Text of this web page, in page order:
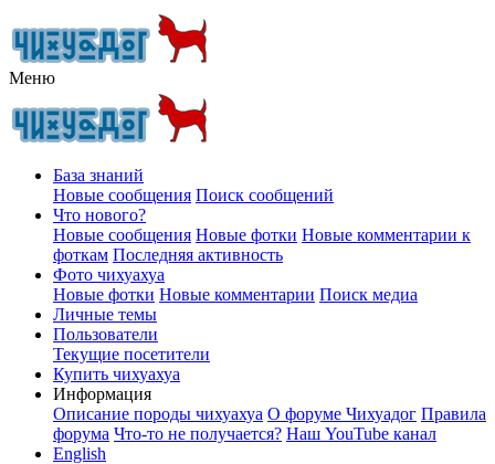
Меню
База знаний
Новые сообщения Поиск сообщений
Что нового?
Новые сообщения Новые фотки Новые комментарии к
фоткам Последняя активность
Фото чихуахуа
Новые фотки Новые комментарии Поиск медиа
Личные темы
Пользователи
Текущие посетители
Купить чихуахуа
Информация
Описание породы чихуахуа О форуме Чихуадог Правила
форума Что-то не получается? Наш YouTube канал
English